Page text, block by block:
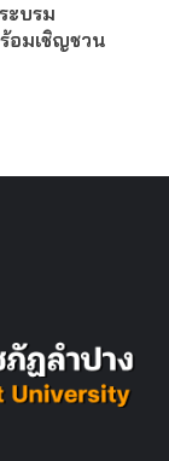
ะบรม
อมเชิญชวน